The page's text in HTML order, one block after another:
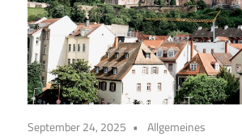
September 24, 2025 Allgemeines